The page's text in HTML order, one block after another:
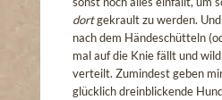
dortgekrault zu werden.
nach dem Händeschütteln
mal auf die Knie fällt und
verteilt. Zumindest geben
glücklich dreinblickende